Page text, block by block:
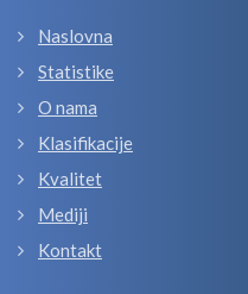
Naslovna
Statistike
O nama
Klasifikacije
Kvalitet
Mediji
Kontakt